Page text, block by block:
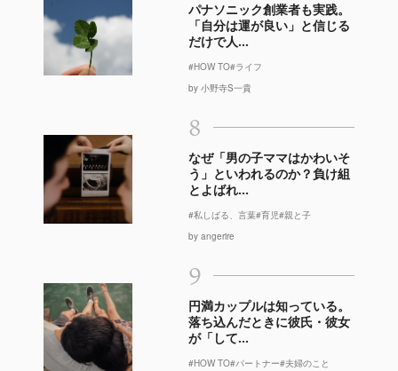
パナソニック創業者も実践。
「自分は運が良い」と信じる
だけで人...
#HOW TO#ライフ
by 小野寺S一貴
8
なぜ「男の子ママはかわいそ
う」といわれるのか？負け組
とよばれ...
#私しばる、言葉#育児#親と子
by angerire
9
円満カップルは知っている。
落ち込んだときに彼氏・彼女
が「して...
#HOW TO#パートナー#夫婦のこと